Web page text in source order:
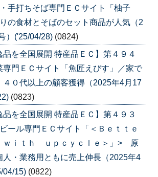
手打ちそば専門ＥＣサイト「柚子
の食材とそばのセット商品が人気（2
）('25/04/28) (0824)
品を全国展開 特産品ＥＣ】第４９４
門ＥＣサイト「魚匠えびす」／家で
４０代以上の顧客獲得（2025年4月17
(0823)
品を全国展開 特産品ＥＣ】第４９３
ール専門ＥＣサイト「＜Ｂｅｔｔｅ
ｉｔｈ ｕｐｃｙｃｌｅ＞」> 原
人・業務用ともに売上伸長（2025年4
04/15) (0822)